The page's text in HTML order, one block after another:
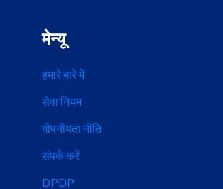
मेन्यू
हमारे बारे में
सेवा नियम
गोपनीयता नीति
संपर्क करें
DPDP